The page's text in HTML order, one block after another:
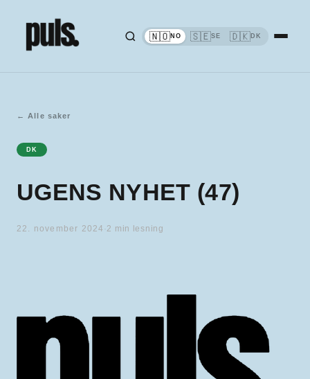
🇳🇴NO 🇸🇪SE 🇩🇰DK
← Alle saker
DK
UGENS NYHET (47)
22. november 2024 ·2 min lesning